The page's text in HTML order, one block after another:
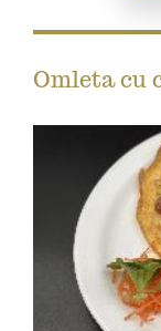
Omleta cu